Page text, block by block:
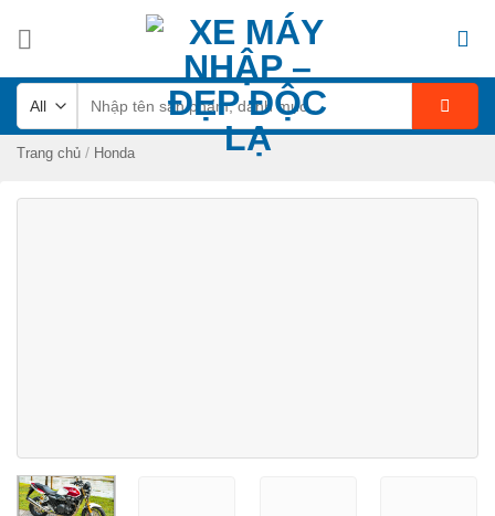
kiếm:
Trang chủ / Honda